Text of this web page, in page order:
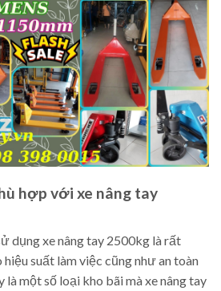
hợp với xe nâng tay
dụng xe nâng tay 2500kg là rất
suất làm việc cũng như an toàn
là một số loại kho bãi mà xe nâng tay